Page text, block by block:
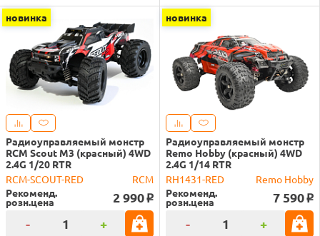
новинка
Радиоуправляемый монстр
RCM Scout M3 (красный) 4WD
2.4G 1/20 RTR
RCM-SCOUT-RED
RCM
Рекоменд.
розн.цена 2 990 o
- +
новинка
Радиоуправляемый монстр
Remo Hobby (красный) 4WD
2.4G 1/14 RTR
RH1431-RED
Remo Hobby
Рекоменд.
розн.цена 7 590 o
- +